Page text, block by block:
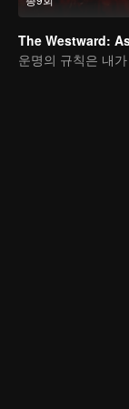
The Westward: